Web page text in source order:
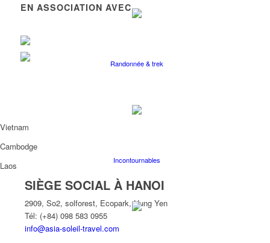
Randonnée & trek
Incontournables
EN ASSOCIATION AVEC
Vietnam
Cambodge
Laos
SIÈGE SOCIAL À HANOI
2909, So2, solforest, Ecopark, Hung Yen
Tél: (+84) 098 583 0955
info@asia-soleil-travel.com